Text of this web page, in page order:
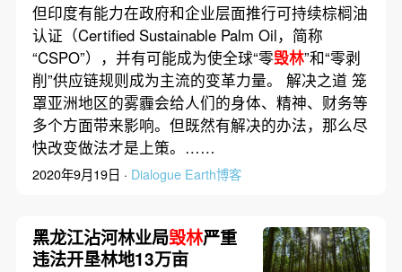
但印度有能力在政府和企业层面推行可持续棕榈油
认证（Certified Sustainable Palm Oil，简称
“CSPO”），并有可能成为使全球“零毁林”和“零剥
削”供应链规则成为主流的变革力量。 解决之道 笼
罩亚洲地区的雾霾会给人们的身体、精神、财务等
多个方面带来影响。但既然有解决的办法，那么尽
快改变做法才是上策。……
2020年9月19日 · Dialogue Earth博客
黑龙江沾河林业局毁林严重
违法开垦林地13万亩